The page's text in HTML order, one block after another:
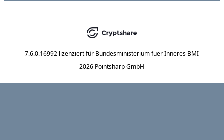
7.6.0.16992 lizenziert für Bundesministerium fuer Inneres BMI
2026 Pointsharp GmbH